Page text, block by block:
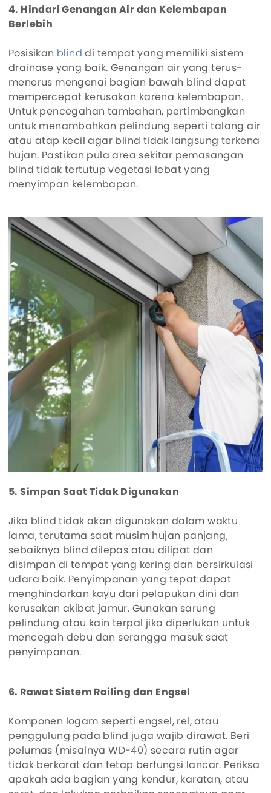
4. Hindari Genangan Air dan Kelembapan
Berlebih
Posisikan blind di tempat yang memiliki sistem
drainase yang baik. Genangan air yang terus-
menerus mengenai bagian bawah blind dapat
mempercepat kerusakan karena kelembapan.
Untuk pencegahan tambahan, pertimbangkan
untuk menambahkan pelindung seperti talang air
atau atap kecil agar blind tidak langsung terkena
hujan. Pastikan pula area sekitar pemasangan
blind tidak tertutup vegetasi lebat yang
menyimpan kelembapan.
5. Simpan Saat Tidak Digunakan
Jika blind tidak akan digunakan dalam waktu
lama, terutama saat musim hujan panjang,
sebaiknya blind dilepas atau dilipat dan
disimpan di tempat yang kering dan bersirkulasi
udara baik. Penyimpanan yang tepat dapat
menghindarkan kayu dari pelapukan dini dan
kerusakan akibat jamur. Gunakan sarung
pelindung atau kain terpal jika diperlukan untuk
mencegah debu dan serangga masuk saat
penyimpanan.
6. Rawat Sistem Railing dan Engsel
Komponen logam seperti engsel, rel, atau
penggulung pada blind juga wajib dirawat. Beri
pelumas (misalnya WD-40) secara rutin agar
tidak berkarat dan tetap berfungsi lancar. Periksa
apakah ada bagian yang kendur, karatan, atau